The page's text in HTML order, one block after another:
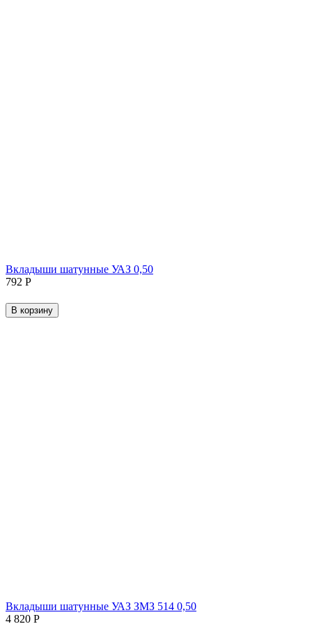
Вкладыши шатунные УАЗ 0,50
‍792‍ Р
В корзину
Вкладыши шатунные УАЗ ЗМЗ 514 0,50
4 820 Р